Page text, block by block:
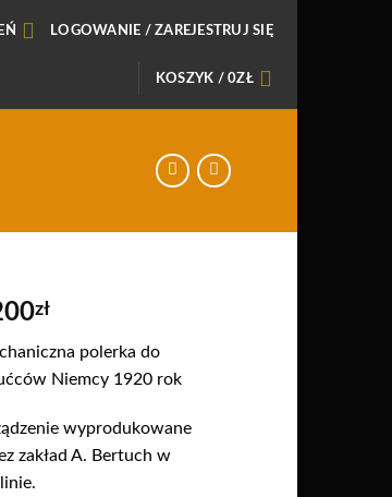
LOGOWANIE / ZAREJESTRUJ SIĘ
KOSZYK /0ZŁ
zł
polerka do
Niemcy 1920 rok
wyprodukowane
zakład A. Bertuch w